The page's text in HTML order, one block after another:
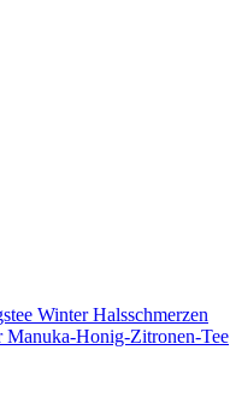
Manuka-Honig-Zitronen-Tee